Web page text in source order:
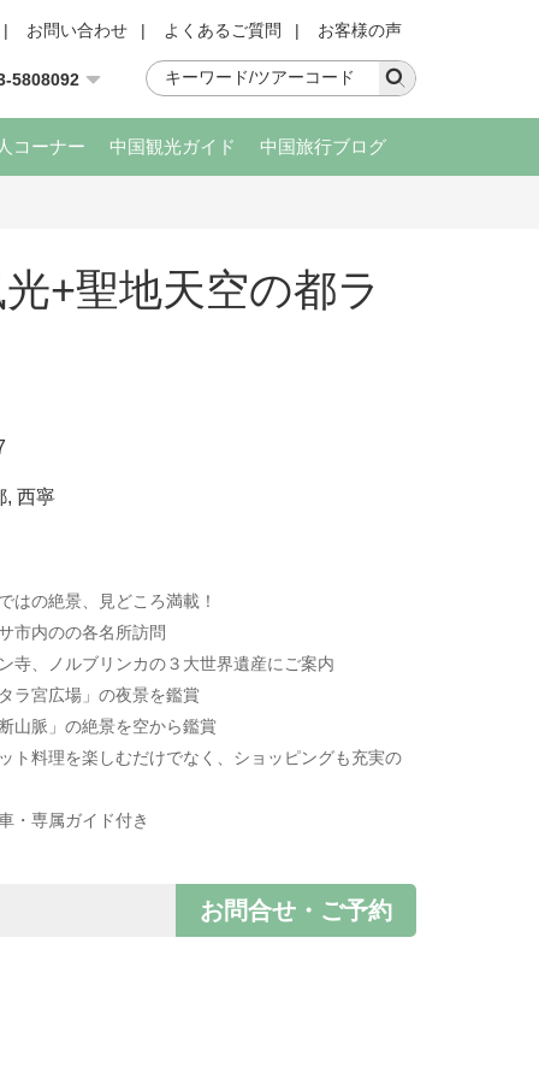
| お問い合わせ | よくあるご質問 | お客様の声
5808092
コーナー 中国観光ガイド 中国旅行ブログ
+聖地天空の都ラ
, 西寧
はの絶景、見どころ満載！
市内のの各名所訪問
寺、ノルブリンカの３大世界遺産にご案内
ラ宮広場」の夜景を鑑賞
山脈」の絶景を空から鑑賞
ト料理を楽しむだけでなく、ショッピングも充実の
・専属ガイド付き
お問合せ・ご予約